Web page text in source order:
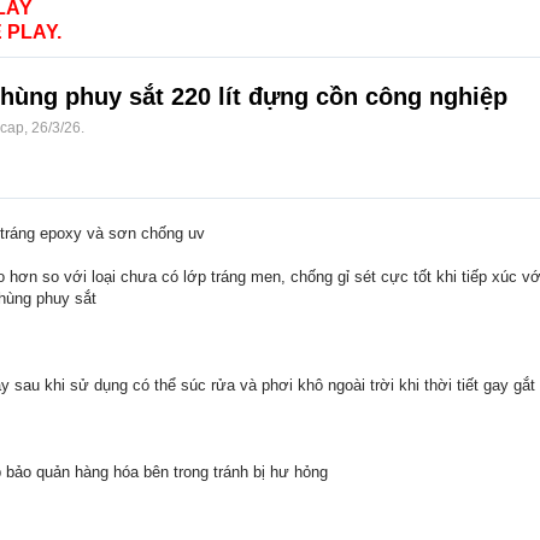
PLAY.
phuy sắt 220 lít đựng cồn công nghiệp
, 26/3/26.
epoxy và sơn chống uv
hơn so với loại chưa có lớp tráng men, chống gỉ sét cực tốt khi tiếp xúc
phuy sắt
sau khi sử dụng có thể súc rửa và phơi khô ngoài trời khi thời tiết gay gắt
quản hàng hóa bên trong tránh bị hư hỏng